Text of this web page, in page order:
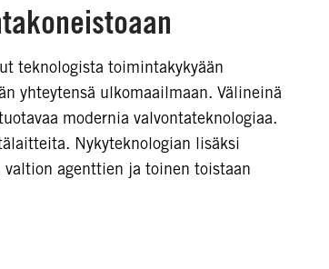
teknologista toimintakykyään
yhteytensä ulkomaailmaan. Välineinä
modernia valvontateknologiaa.
Nykyteknologian lisäksi
agenttien ja toinen toistaan